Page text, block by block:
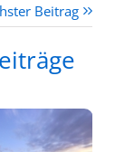
Beitrag